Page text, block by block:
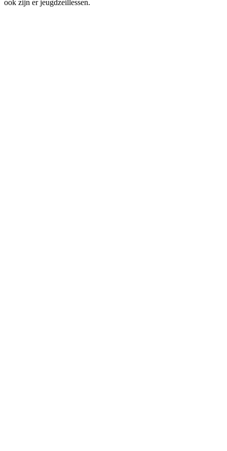
ook zijn er jeugdzeillessen.